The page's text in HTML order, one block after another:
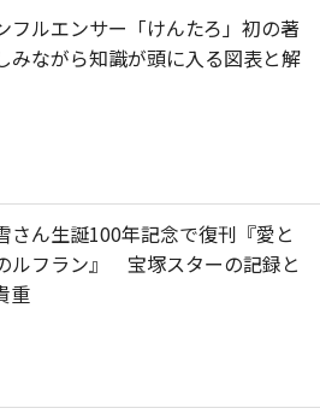
フルエンサー「けんたろ」初の著
ながら知識が頭に入る図表と解
さん生誕100年記念で復刊『愛と
ルフラン』 宝塚スターの記録と
重